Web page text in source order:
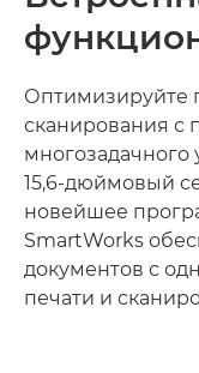
Оптимизируйте
сканирования с
многозадачного
15,6-дюймовый
новейшее
SmartWorks
документов с
печати и